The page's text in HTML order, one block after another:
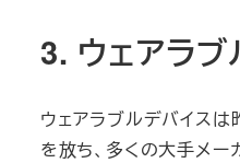
3. ウェアラブ
ウェアラブルデバイス
を放ち、多くの大手メー